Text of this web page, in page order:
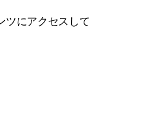
ツにアクセスして